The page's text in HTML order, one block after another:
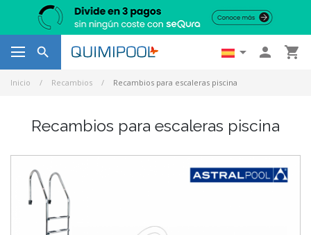
   
Inicio Recambios Recambios para escaleras piscina
Recambios para escaleras piscina